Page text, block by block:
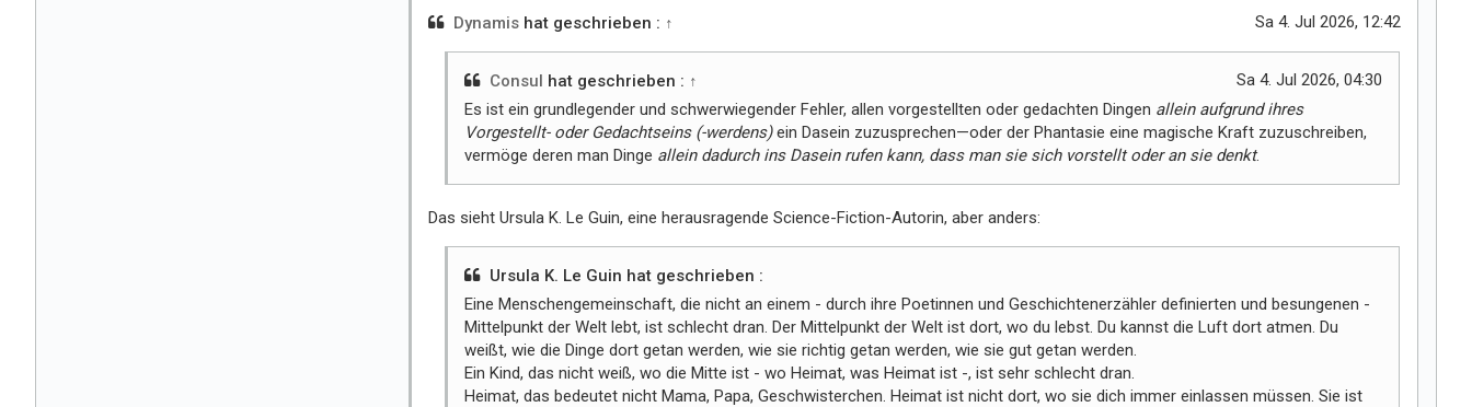
l
i
r
Dynamishat geschrieben : ↑ Sa 4. Jul 2026, 12:42
Consul hat geschrieben : ↑
Sa 4. Jul 2026, 04:30
Es ist ein grundlegender und schwerwiegender Fehler, allen vorgestellten oder gedachten Dingen allein aufgrund ihres
Vorgestellt- oder Gedachtseins (-werdens)ein Dasein zuzusprechen—oder der Phantasie eine magische Kraft zuzuschreiben,
vermöge deren man Dinge allein dadurch ins Dasein rufen kann, dass man sie sich vorstellt oder an sie denkt.
Das sieht Ursula K. Le Guin, eine herausragende Science-Fiction-Autorin, aber anders:
Ursula K. Le Guin hat geschrieben :
Eine Menschengemeinschaft, die nicht an einem - durch ihre Poetinnen und Geschichtenerzähler definierten und besungenen -
Mittelpunkt der Welt lebt, ist schlecht dran. Der Mittelpunkt der Welt ist dort, wo du lebst. Du kannst die Luft dort atmen. Du
weißt, wie die Dinge dort getan werden, wie sie richtig getan werden, wie sie gut getan werden.
Ein Kind, das nicht weiß, wo die Mitte ist - wo Heimat, was Heimat ist -, ist sehr schlecht dran.
Heimat, das bedeutet nicht Mama, Papa, Geschwisterchen. Heimat ist nicht dort, wo sie dich immer einlassen müssen. Sie ist